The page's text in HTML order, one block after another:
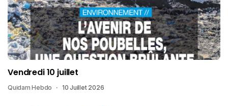
Vendredi 10 juillet
Quidam Hebdo 10 Juillet 2026